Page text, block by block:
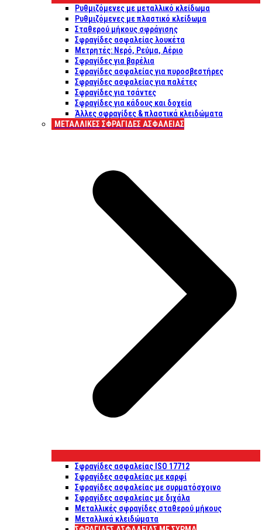
Ρυθμιζόμενες με μεταλλικό κλείδωμα
Ρυθμιζόμενες με πλαστικό κλείδωμα
Σταθερού μήκους σφράγισης
Σφραγίδες ασφαλείας λουκέτα
Μετρητές: Νερό, Ρεύμα, Αέριο
Σφραγίδες για βαρέλια
Σφραγίδες ασφαλείας για πυροσβεστήρες
Σφραγίδες ασφαλείας για παλέτες
Σφραγίδες για τσάντες
Σφραγίδες για κάδους και δοχεία
Άλλες σφραγίδες & πλαστικά κλειδώματα
ΜΕΤΑΛΛΙΚΕΣ ΣΦΡΑΓΙΔΕΣ ΑΣΦΑΛΕΙΑΣ
Σφραγίδες ασφαλείας ISO 17712
Σφραγίδες ασφαλείας με καρφί
Σφραγίδες ασφαλείας με συρματόσχοινο
Σφραγίδες ασφαλείας με διχάλα
Μεταλλικές σφραγίδες σταθερού μήκους
Μεταλλικά κλειδώματα